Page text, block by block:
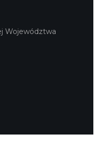
Województwa